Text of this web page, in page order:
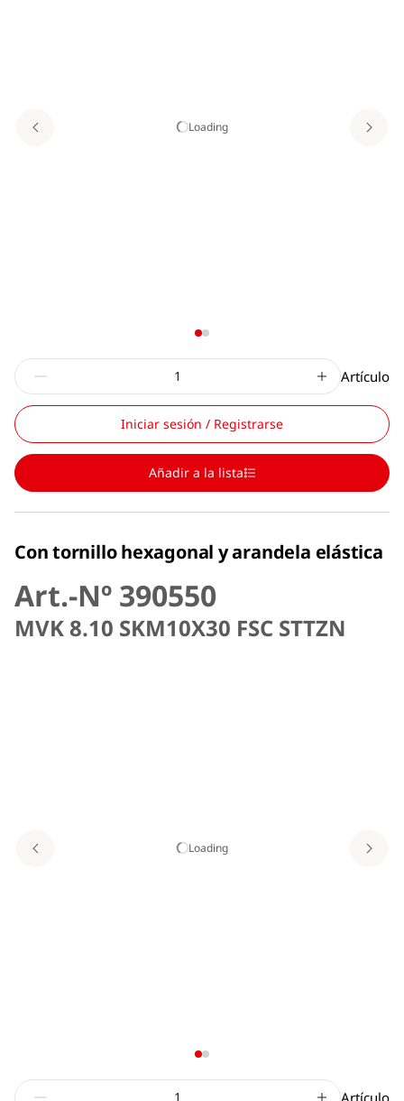
Loading
Artículo
Iniciar sesión / Registrarse
Añadir a la lista
Con tornillo hexagonal y arandela elástica
Art.-Nº 390550
MVK 8.10 SKM10X30 FSC STTZN
Loading
Artículo